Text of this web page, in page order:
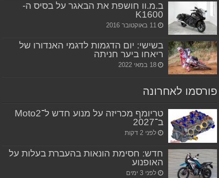
ב.מ.וו חושפת את הבאגר על בסיס ה-
K1600
11 באוקטובר 2016
בשישי: יום הדגמות לדגמי האנדורו של
ריאחו ביער חניתה
18 במאי 2022
פורסמו לאחרונה
טריומף מכריזה על מנוע חדש ל־Moto2
ב־2027
לפני 2 דקות
חדש: חסימת הונאות בהעברת בעלות על
האופנוע
לפני 3 ימים